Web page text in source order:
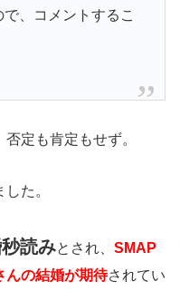
で、コメントするこ
定も肯定もせず。
た。
読みとされ、 SMAP
んの結婚が期待されてい